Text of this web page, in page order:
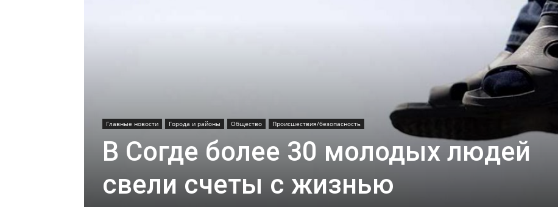
Главные новости Города и районы Общество Происшествия/безопасность
В Согде более 30 молодых людей
свели счеты с жизнью